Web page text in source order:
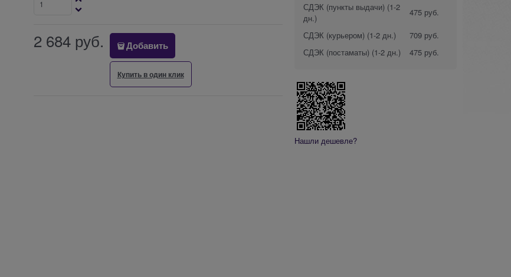
2 684 руб. Добавить
Купить в один клик
СДЭК (пункты выдачи) (1-2
дн.)
475 руб.
СДЭК (курьером) (1-2 дн.)
709 руб.
СДЭК (постаматы) (1-2 дн.) 475 руб.
Нашли дешевле?